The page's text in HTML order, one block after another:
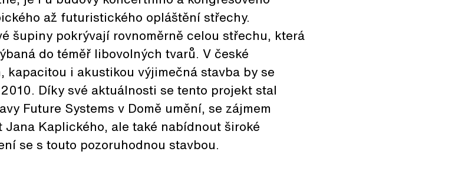
až futuristického opláštění střechy.
šupiny pokrývají rovnoměrně celou střechu, která
do téměř libovolných tvarů. V české
kapacitou i akustikou výjimečná stavba by se
Díky své aktuálnosti se tento projekt stal
Future Systems v Domě umění, se zájmem
Kaplického, ale také nabídnout široké
se s touto pozoruhodnou stavbou.